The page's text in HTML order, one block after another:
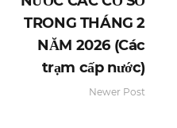
TRONG THÁNG 2
NĂM 2026 (Các
trạm cấp nước)
Newer Post